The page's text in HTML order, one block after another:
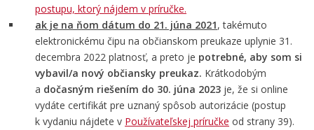
postupu, ktorý nájdem v príručke.
ak je na ňom dátum do 21. júna 2021, takémuto
elektronickému čipu na občianskom preukaze uplynie 31.
decembra 2022 platnosť, a preto je potrebné, aby som si
vybavil/a nový občiansky preukaz. Krátkodobým
a dočasným riešením do 30. júna 2023 je, že si online
vydáte certifikát pre uznaný spôsob autorizácie (postup
k vydaniu nájdete v Používateľskej príručke od strany 39).